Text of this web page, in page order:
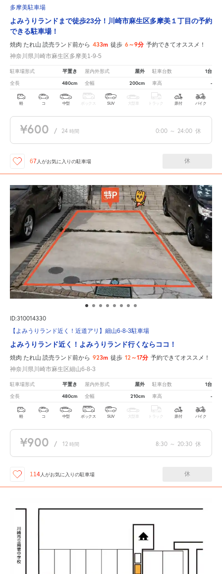
多摩美駐車場
よみうりランドまで徒歩23分！川崎市麻生区多摩美１丁目の予約
できる駐車場！
焼肉 たれ山 読売ランド前から 433m 徒歩 6～9分 予約できてオススメ！
神奈川県川崎市麻生区多摩美1-9-5
駐車場形式 平置き 屋内外形式 屋外 駐車台数 1台
全長 480cm 全幅 200cm 車高 -
軽 コ 中型 ボックス SUV 大型車 トラック 原付 バイク
¥600 / 24 時間 0:00 ～ 24:00 休
67 人がお気に入りの駐車場 休
ID:310014330
【よみうりランド近く！近道アリ】細山6-8-3駐車場
よみうりランド近く！よみうりランド行くならココ！
焼肉 たれ山 読売ランド前から 923m 徒歩 12～17分 予約できてオススメ！
神奈川県川崎市麻生区細山6-8-3
駐車場形式 平置き 屋内外形式 屋外 駐車台数 1台
全長 480cm 全幅 210cm 車高 -
軽 コ 中型 ボックス SUV 大型車 トラック 原付 バイク
¥900 / 12 時間 8:30 ～ 20:30 休
114 人がお気に入りの駐車場 休